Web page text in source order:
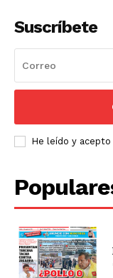
Suscríbete
He leído y acepto